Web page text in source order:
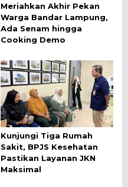
Meriahkan Akhir Pekan
Warga Bandar Lampung,
Ada Senam hingga
Cooking Demo
Kunjungi Tiga Rumah
Sakit, BPJS Kesehatan
Pastikan Layanan JKN
Maksimal